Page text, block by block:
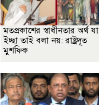
মতপ্রকাশের স্বাধীনতার অর্থ যা
ইচ্ছা তাই বলা নয়: রাষ্ট্রদূত
মুশফিক